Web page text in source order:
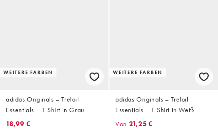
WEITERE FARBEN
adidas Originals – Trefoil
Essentials – T-Shirt in Grau
18,99 €
WEITERE FARBEN
adidas Originals – Trefoil
Essentials – T-Shirt in Weiß
Von 21,25 €